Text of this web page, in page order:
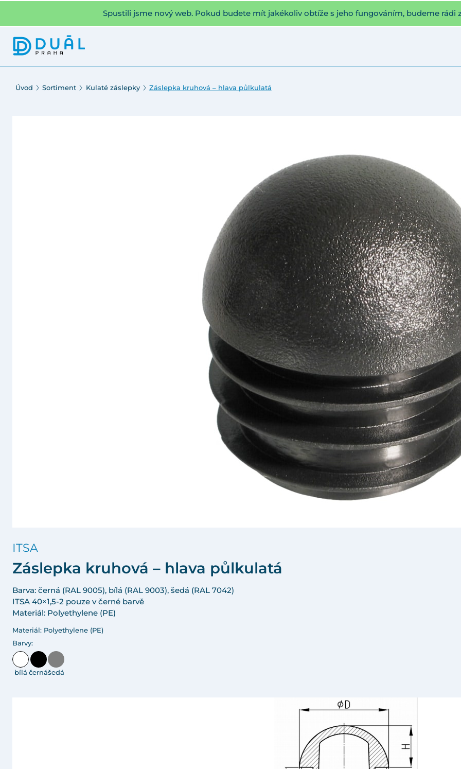
Spustili jsme nový web. Pokud budete mít jakékoliv obtíže s jeho fungováním, budeme rádi
Úvod Sortiment Kulaté záslepky Záslepka kruhová – hlava půlkulatá
ITSA
Záslepka kruhová – hlava půlkulatá
Barva: černá (RAL 9005), bílá (RAL 9003), šedá (RAL 7042)
ITSA 40×1,5-2 pouze v černé barvě
Materiál: Polyethylene (PE)
Materiál: Polyethylene (PE)
Barvy:
bílá černášedá